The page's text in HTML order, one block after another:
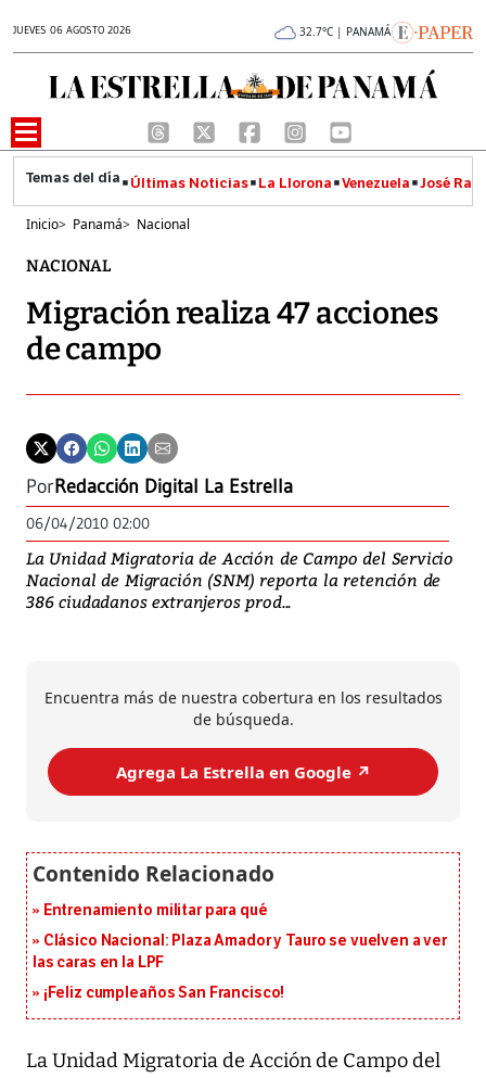
JUEVES 06 AGOSTO 2026 32.7°C | PANAMÁ
Últimas Noticias La Llorona Venezuela José
Inicio> Panamá> Nacional
NACIONAL
Migración realiza 47 acciones
de campo
PorRedacción Digital La Estrella
06/04/2010 02:00
La Unidad Migratoria de Acción de Campo del Servicio
Nacional de Migración (SNM) reporta la retención de
386 ciudadanos extranjeros prod...
Encuentra más de nuestra cobertura en los resultados
de búsqueda.
Agrega La Estrella en Google ↗️
Entrenamiento militar para qué
Clásico Nacional: Plaza Amador y Tauro se vuelven a ver
las caras en la LPF
¡Feliz cumpleaños San Francisco!
La Unidad Migratoria de Acción de Campo del